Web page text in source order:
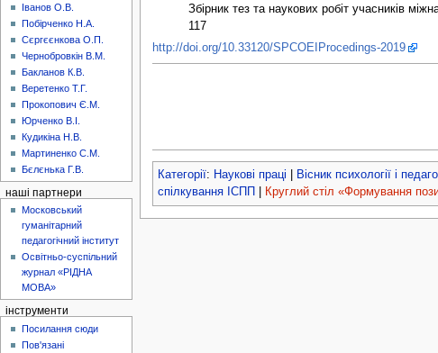
Збірник тез та наукових робіт учасників
117
http://doi.org/10.33120/SPCOEIProcedings-2019
Категорії: Наукові праці Вісник психології і
спілкування ІСПП
Круглий стіл «Формування
Іванов О.В.
Побірченко Н.А.
Сєргєєнкова О.П.
Чернобровкін В.М.
Бакланов К.В.
Веретенко Т.Г.
Прокопович Є.М.
Юрченко В.І.
Кудикіна Н.В.
Мартиненко С.М.
Бєлєнька Г.В.
наші партнери
Московський
гуманітарний
педагогічний інститут
Освітньо-суспільний
журнал «РІДНА
МОВА»
інструменти
Посилання сюди
Пов'язані